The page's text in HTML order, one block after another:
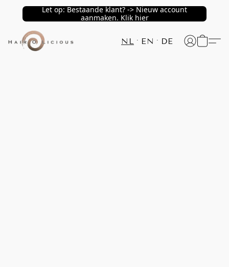
Let op: Bestaande klant? -> Nieuw account
aanmaken. Klik hier
NL EN DE